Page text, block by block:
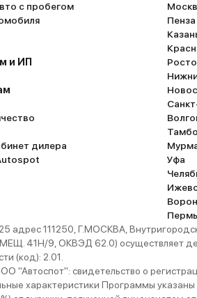
с пробегом
и ИП
дилера
Пенза
Уфа
Пермь
111250, Г.МОСКВА,
9, ОКВЭД 62.0) осуществляет
(код): 2.01.
"Автоспот": свидетельство о
характеристики Программы указаны